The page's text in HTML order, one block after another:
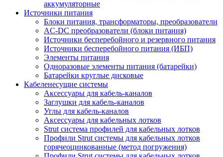
аккумуляторные
Источники питания
Блоки питания, трансформаторы, преобразователи
AC-DC преобразователи (блоки питания)
Источники бесперебойного и резервного питания
Источники бесперебойного питания (ИБП)
Элементы питания
Одноразовые элементы питания (батарейки)
Батарейки круглые дисковые
Кабеленесущие системы
Аксессуары для кабель-каналов
Заглушки для кабель-каналов
Углы для кабель-каналов
Аксессуары для кабельных лотков
Strut система профилей для кабельных лотков
Профили Strut системы для кабельных лотков
горячеоцинкованные (метод погружения)